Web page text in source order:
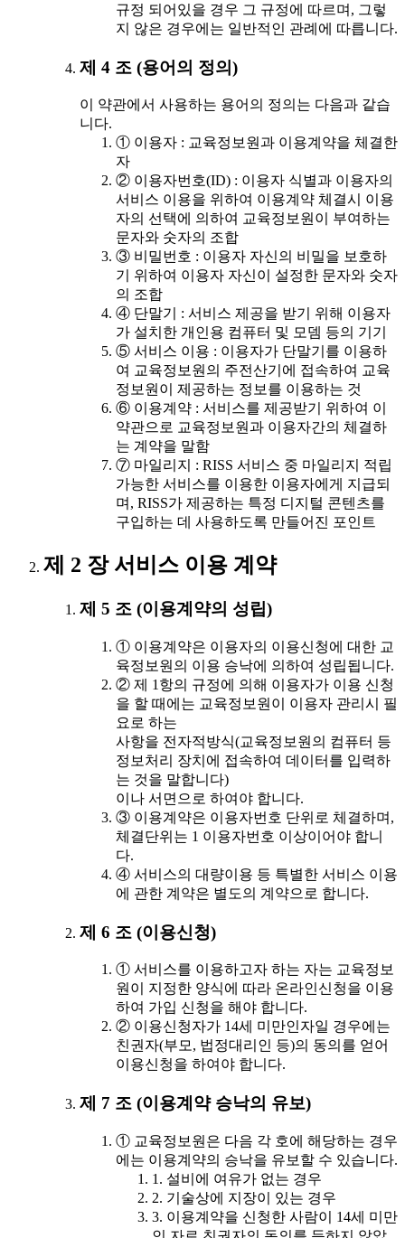
규정 되어있을 경우 그 규정에 따르며, 그렇
지 않은 경우에는 일반적인 관례에 따릅니다.
제 4 조 (용어의 정의)
이 약관에서 사용하는 용어의 정의는 다음과 같습
니다.
① 이용자 : 교육정보원과 이용계약을 체결한
자
② 이용자번호(ID) : 이용자 식별과 이용자의
서비스 이용을 위하여 이용계약 체결시 이용
자의 선택에 의하여 교육정보원이 부여하는
문자와 숫자의 조합
③ 비밀번호 : 이용자 자신의 비밀을 보호하
기 위하여 이용자 자신이 설정한 문자와 숫자
의 조합
④ 단말기 : 서비스 제공을 받기 위해 이용자
가 설치한 개인용 컴퓨터 및 모뎀 등의 기기
⑤ 서비스 이용 : 이용자가 단말기를 이용하
여 교육정보원의 주전산기에 접속하여 교육
정보원이 제공하는 정보를 이용하는 것
⑥ 이용계약 : 서비스를 제공받기 위하여 이
약관으로 교육정보원과 이용자간의 체결하
는 계약을 말함
⑦ 마일리지 : RISS 서비스 중 마일리지 적립
가능한 서비스를 이용한 이용자에게 지급되
며, RISS가 제공하는 특정 디지털 콘텐츠를
구입하는 데 사용하도록 만들어진 포인트
제 2 장 서비스 이용 계약
제 5 조 (이용계약의 성립)
① 이용계약은 이용자의 이용신청에 대한 교
육정보원의 이용 승낙에 의하여 성립됩니다.
② 제 1항의 규정에 의해 이용자가 이용 신청
을 할 때에는 교육정보원이 이용자 관리시 필
요로 하는
사항을 전자적방식(교육정보원의 컴퓨터 등
정보처리 장치에 접속하여 데이터를 입력하
는 것을 말합니다)
이나 서면으로 하여야 합니다.
③ 이용계약은 이용자번호 단위로 체결하며,
체결단위는 1 이용자번호 이상이어야 합니
다.
④ 서비스의 대량이용 등 특별한 서비스 이용
에 관한 계약은 별도의 계약으로 합니다.
제 6 조 (이용신청)
① 서비스를 이용하고자 하는 자는 교육정보
원이 지정한 양식에 따라 온라인신청을 이용
하여 가입 신청을 해야 합니다.
② 이용신청자가 14세 미만인자일 경우에는
친권자(부모, 법정대리인 등)의 동의를 얻어
이용신청을 하여야 합니다.
제 7 조 (이용계약 승낙의 유보)
① 교육정보원은 다음 각 호에 해당하는 경우
에는 이용계약의 승낙을 유보할 수 있습니다.
1. 설비에 여유가 없는 경우
2. 기술상에 지장이 있는 경우
3. 이용계약을 신청한 사람이 14세 미만